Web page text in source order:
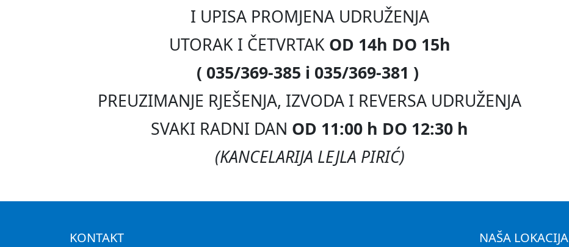
I UPISA PROMJENA UDRUŽENJA
UTORAK I ČETVRTAK OD 14h DO 15h
( 035/369-385 i 035/369-381 )
PREUZIMANJE RJEŠENJA, IZVODA I REVERSA UDRUŽENJA
SVAKI RADNI DAN OD 11:00 h DO 12:30 h
(KANCELARIJA LEJLA PIRIĆ)
KONTAKT NAŠA LOKACIJA